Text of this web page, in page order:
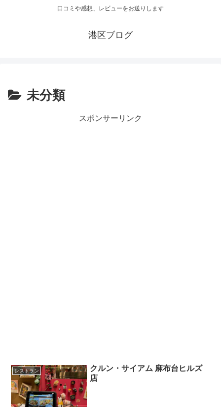
口コミや感想、レビューをお送りします
港区ブログ
未分類
スポンサーリンク
レストラン
クルン・サイアム 麻布台ヒルズ
店